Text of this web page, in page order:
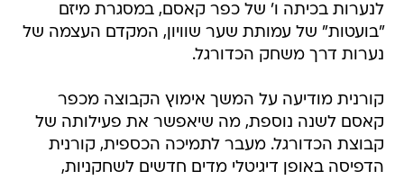
לנערות בכיתה ו' של כפר קאסם, במסגרת מיזם
"בועטות" של עמותת שער שוויון, המקדם העצמה של
נערות דרך משחק הכדורגל.
קורנית מודיעה על המשך אימוץ הקבוצה מכפר
קאסם לשנה נוספת, מה שיאפשר את פעילותה של
קבוצת הכדורגל. מעבר לתמיכה הכספית, קורנית
הדפיסה באופן דיגיטלי מדים חדשים לשחקניות,